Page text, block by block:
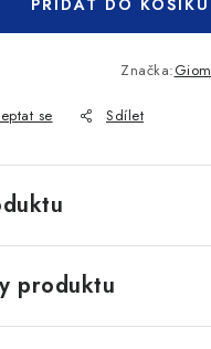
PŘIDAT DO KOŠÍKU
Značka:Giom
se Sdílet
produktu